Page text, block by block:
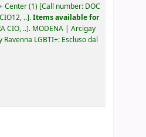
Center(1) Call number: DOC
.. .Items available for
CIO, .. . MODENA | Arcigay
Ravenna LGBTI+: Escluso dal